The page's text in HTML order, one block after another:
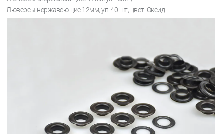
Люверсы нержавеющие 12мм, уп. 40 шт, цвет: Оксид